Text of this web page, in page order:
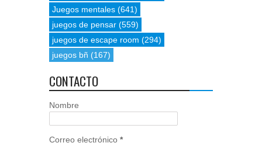
Juegos mentales (641)
juegos de pensar (559)
juegos de escape room (294)
juegos bñ (167)
CONTACTO
Nombre
Correo electrónico *